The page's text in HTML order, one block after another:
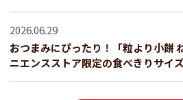
2026.06.29
おつまみにぴったり！「粒より小餅
ニエンスストア限定の食べきりサイ